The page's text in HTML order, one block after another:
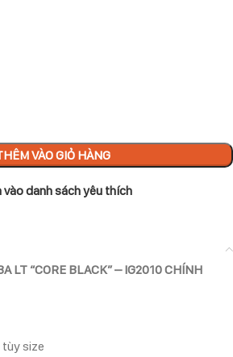
VÀO GIỎ HÀNG
vào danh sách yêu thích
LT “CORE BLACK” – IG2010 CHÍNH
tùy size